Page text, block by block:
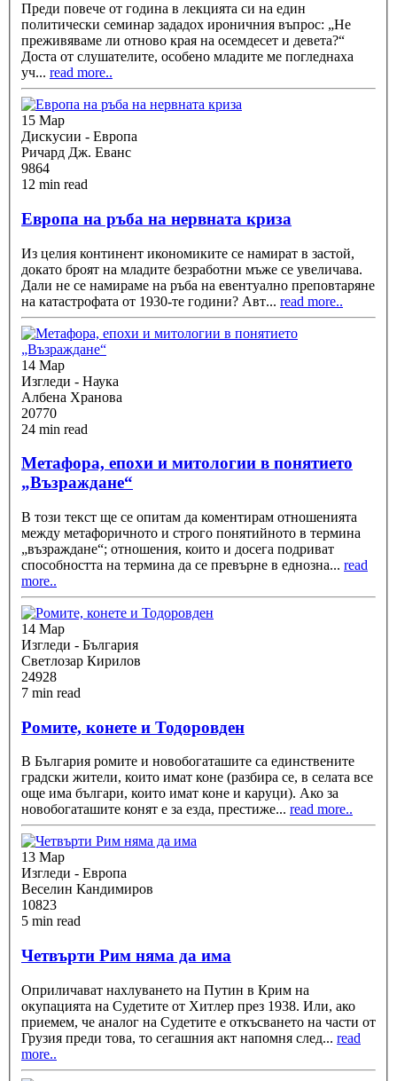
Преди повече от година в лекцията си на един
политически семинар зададох ироничния въпрос: „Не
преживяваме ли отново края на осемдесет и девета?“
Доста от слушателите, особено младите ме погледнаха
уч... read more..
15 Мар
Дискусии - Европа
Ричард Дж. Еванс
9864
12 min read
Европа на ръба на нервната криза
Из целия континент икономиките се намират в застой,
докато броят на младите безработни мъже се увеличава.
Дали не се намираме на ръба на евентуално преповтаряне
на катастрофата от 1930-те години? Авт... read more..
14 Мар
Изгледи - Наука
Албена Хранова
20770
24 min read
Метафора, епохи и митологии в понятието
„Възраждане“
В този текст ще се опитам да коментирам отношенията
между метафоричното и строго понятийното в термина
„възраждане“; отношения, които и досега подриват
способността на термина да се превърне в еднозна... read
more..
14 Мар
Изгледи - България
Светлозар Кирилов
24928
7 min read
Ромите, конете и Тодоровден
В България ромите и новобогаташите са единствените
градски жители, които имат коне (разбира се, в селата все
още има българи, които имат коне и каруци). Ако за
новобогаташите конят е за езда, престиже... read more..
13 Мар
Изгледи - Европа
Веселин Кандимиров
10823
5 min read
Четвърти Рим няма да има
Оприличават нахлуването на Путин в Крим на
окупацията на Судетите от Хитлер през 1938. Или, ако
приемем, че аналог на Судетите е откъсването на части от
Грузия преди това, то сегашния акт напомня след... read
more..